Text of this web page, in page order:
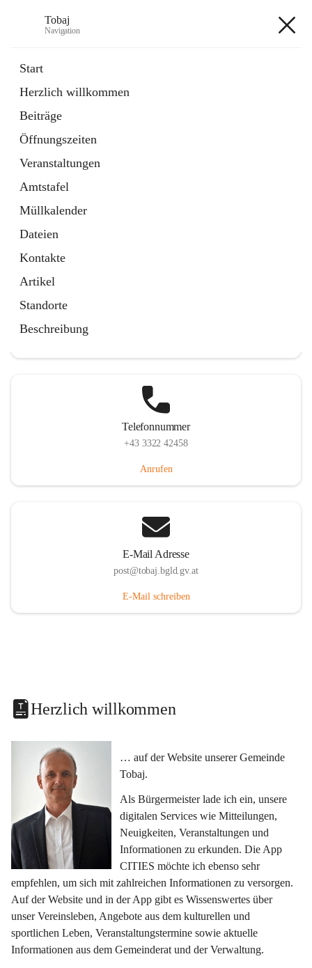
Tobaj
Navigation
Start
Herzlich willkommen
Beiträge
Öffnungszeiten
Veranstaltungen
Amtstafel
Müllkalender
Dateien
Kontakte
Artikel
Standorte
Beschreibung
Externe Webseite
in
Tab
Formulare
2 Schnellzugriffe
Telefonnummer
+43 3322 42458
Anrufen
E-Mail Adresse
post@tobaj.bgld.gv.at
E-Mail schreiben
Herzlich willkommen
… auf der Website unserer Gemeinde
Tobaj.
Als Bürgermeister lade ich ein, unsere
digitalen Services wie Mitteilungen,
Neuigkeiten, Veranstaltungen und
Informationen zu erkunden. Die App
CITIES möchte ich ebenso sehr
empfehlen, um sich mit zahlreichen Informationen zu versorgen.
Auf der Website und in der App gibt es Wissenswertes über
unser Vereinsleben, Angebote aus dem kulturellen und
sportlichen Leben, Veranstaltungstermine sowie aktuelle
Informationen aus dem Gemeinderat und der Verwaltung.